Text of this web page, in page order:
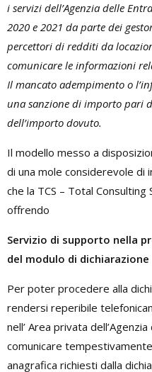
i servizi dell’Agenzia delle
2020 e 2021 da parte dei
percettori di redditi da
comunicare le informazioni
Il mancato adempimento o
una sanzione di importo pari
dell’importo dovuto.
Il modello messo a
di una mole considerevole di
che la TCS – Total
offrendo
Servizio di supporto nella
del modulo di
Per poter procedere alla
rendersi reperibile
nell’ Area privata
comunicare
anagrafica richiesti dalla